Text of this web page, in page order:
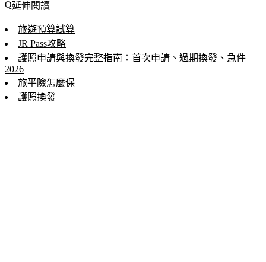
延伸閱讀
旅遊預算試算
JR Pass攻略
護照申請與換發完整指南：首次申請、過期換發、急件
2026
旅平險怎麼保
護照換發